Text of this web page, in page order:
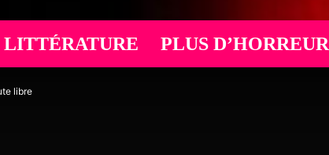
LITTÉRATURE PLUS D’HORREUR
libre